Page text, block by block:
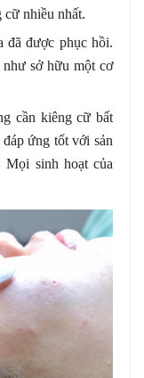
cữ nhiều nhất.
đã được phục hồi.
như sở hữu một cơ
cần kiêng cữ bất
ứng tốt với sản
Mọi sinh hoạt của